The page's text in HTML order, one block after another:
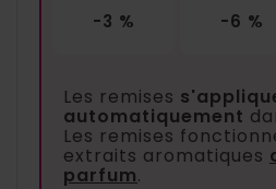
-3 % -6 %
Les remises
automatiquement
Les remises
extraits aromatiques
parfum.